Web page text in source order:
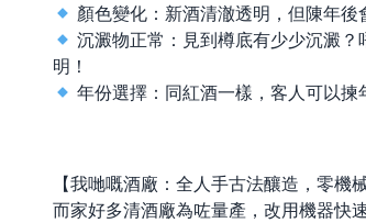
顏色變化：新酒清澈透明，但陳年
沉澱物正常：見到樽底有少少沉澱
明！
年份選擇：同紅酒一樣，客人可以
【我哋嘅酒廠：全人手古法釀造，零機
而家好多清酒廠為咗量產，改用機器快